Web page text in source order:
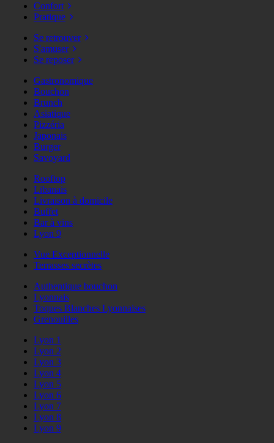
Confort
Pratique
Se retrouver
S'amuser
Se reposer
Gastronomique
Bouchon
Brunch
Asiatique
Pizzéria
Japonais
Burger
Savoyard
Rooftop
Libanais
Livraison à domicile
Buffet
Bar à vins
Lyon 9
Vue Exceptionnelle
Terrasses secrètes
Authentique bouchon
Lyonnais
Toques Blanches Lyonnaises
Grenouilles
Lyon 1
Lyon 2
Lyon 3
Lyon 4
Lyon 5
Lyon 6
Lyon 7
Lyon 8
Lyon 9